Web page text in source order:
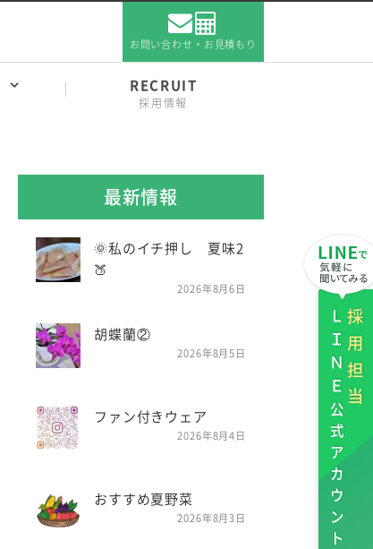
採用担当
ＬＩＮＥ
公式アカウント
お問い合わせ・お見積もり
RECRUIT
採用情報
最新情報
🌞私のイチ押し 夏味2
🍑
2026年8月6日
胡蝶蘭②
2026年8月5日
ファン付きウェア
2026年8月4日
おすすめ夏野菜
2026年8月3日